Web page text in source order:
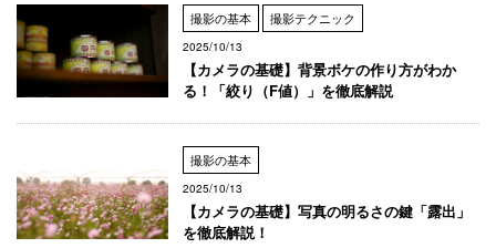
撮影の基本 撮影テクニック
2025/10/13
【カメラの基礎】背景ボケの作り方がわか
る！「絞り（F値）」を徹底解説
撮影の基本
2025/10/13
【カメラの基礎】写真の明るさの鍵「露出」
を徹底解説！